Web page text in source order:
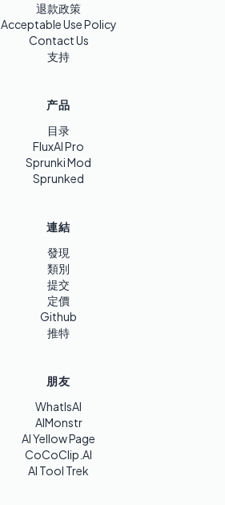
退款政策
Acceptable Use Policy
Contact Us
支持
产品
目录
FluxAI Pro
Sprunki Mod
Sprunked
連結
發現
類別
提交
定價
Github
推特
朋友
WhatIsAI
AIMonstr
AI Yellow Page
CoCoClip.AI
AI Tool Trek